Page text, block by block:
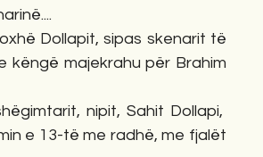
Dollapit, sipas skenarit të
këngë majekrahu për Brahim
nipit, Sahit Dollapi,
e 13-të me radhë, me fjalët